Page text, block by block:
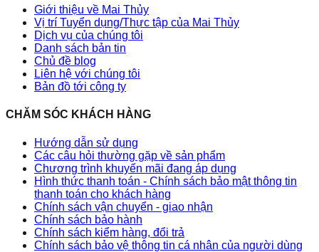
Giới thiệu về Mai Thủy
Vị trí Tuyển dụng/Thực tập của Mai Thủy
Dịch vụ của chúng tôi
Danh sách bản tin
Chủ đề blog
Liên hệ với chúng tôi
Bản đồ tới công ty
CHĂM SÓC KHÁCH HÀNG
Hướng dẫn sử dụng
Các câu hỏi thường gặp về sản phẩm
Chương trình khuyến mãi đang áp dụng
Hình thức thanh toán - Chính sách bảo mật thông tin
thanh toán cho khách hàng
Chính sách vận chuyển - giao nhận
Chính sách bảo hành
Chính sách kiểm hàng, đổi trả
Chính sách bảo vệ thông tin cá nhân của người dùng